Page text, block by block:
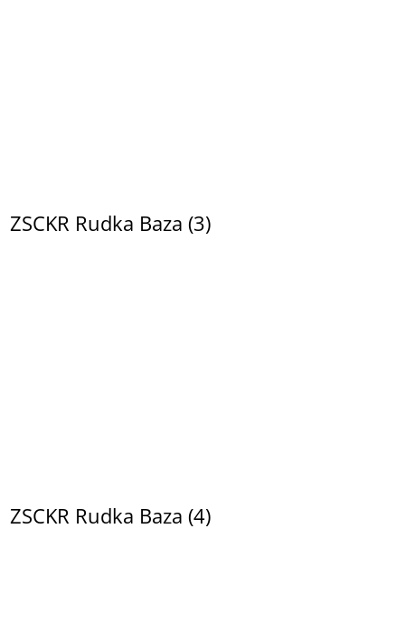
ZSCKR Rudka Baza (3)
ZSCKR Rudka Baza (4)